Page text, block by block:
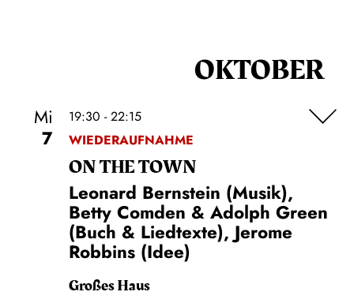
OKTOBER
Mi
7
19:30 - 22:15
WIEDERAUFNAHME
ON THE TOWN
Leonard Bernstein (Musik),
Betty Comden & Adolph Green
(Buch & Liedtexte), Jerome
Robbins (Idee)
Großes Haus